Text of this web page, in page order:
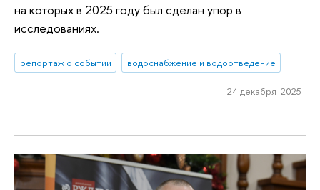
на которых в 2025 году был сделан упор в
исследованиях.
репортаж о событии водоснабжение и водоотведение
24 декабря 2025